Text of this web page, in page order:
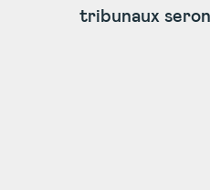
tribunaux